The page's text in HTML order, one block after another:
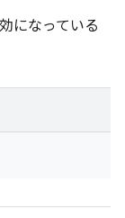
になっている